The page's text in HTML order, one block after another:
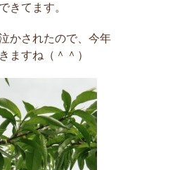
きてます。
かされたので、今年
ますね（＾＾）